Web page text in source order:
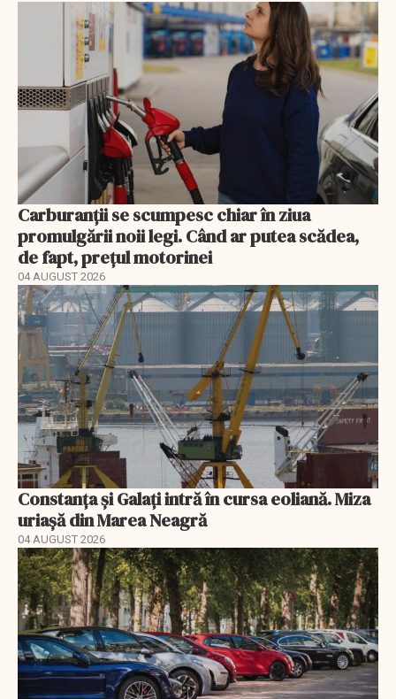
Carburanții se scumpesc chiar în ziua
promulgării noii legi. Când ar putea scădea,
de fapt, prețul motorinei
04 AUGUST 2026
Constanța și Galați intră în cursa eoliană. Miza
uriașă din Marea Neagră
04 AUGUST 2026